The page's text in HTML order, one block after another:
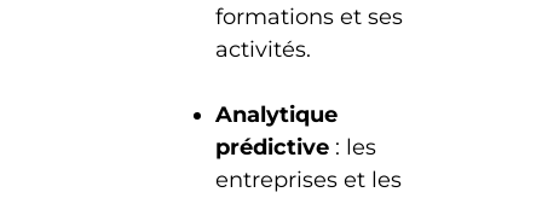
formations et ses
activités.
Analytique
prédictive : les
entreprises et les